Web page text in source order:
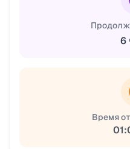
6
Время